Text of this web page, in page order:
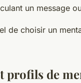
un message
de choisir un
profils de